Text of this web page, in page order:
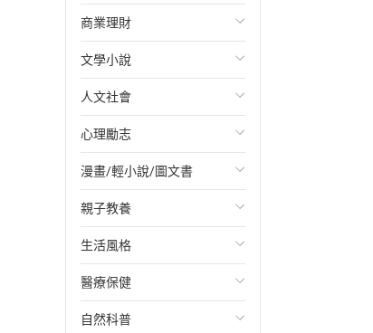
商業理財
投資理財
經濟/趨勢
財務/金融
管理/領導
職場工作術
成功法
行銷/廣告
傳記
文學小說
歐美文學
日本文學
韓國文學
華文文學
經典文學
成長/家庭生活小說
懸疑/推理小說
人文社會
國際關係
政治
社會科學
台灣/中國歷史
日/韓歷史
其他歷史/史學
心理勵志
心靈成長/情緒
人際關係
兩性關係
心理學
漫畫/輕小說/圖文書
輕小說
奇幻/科幻
愛情故事
職場/社會寫實
親子教養
教育現場
兒童文學/故事
兒童科普/學習
生活風格
飲食/食譜
健身/美顏
醫療保健
健康/養生
自然科普